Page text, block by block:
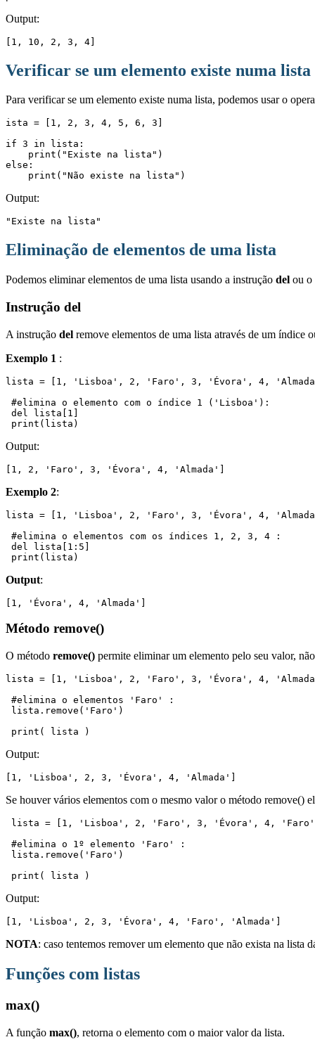
Output:
[1, 10, 2, 3, 4]
Verificar se um elemento existe numa lista
Para verificar se um elemento existe numa lista, podemos usar o
ista = [1, 2, 3, 4, 5, 6, 3]
if 3 in lista:
else:
    print("Não existe na lista")
Output:
"Existe na lista"
Eliminação de elementos de uma lista
Podemos eliminar elementos de uma lista usando a instrução del ou
Instrução del
A instrução del remove elementos de uma lista através de um índice
Exemplo 1 :
lista = [1, 'Lisboa', 2, 'Faro', 3, 'Évora', 4,
print(lista)
Output:
[1, 2, 'Faro', 3, 'Évora', 4, 'Almada']
Exemplo 2:
lista = [1, 'Lisboa', 2, 'Faro', 3, 'Évora', 4,
print(lista)
Output:
[1, 'Évora', 4, 'Almada']
Método remove()
O método remove() permite eliminar um elemento pelo seu valor,
lista = [1, 'Lisboa', 2, 'Faro', 3, 'Évora', 4,
print( lista )
Output:
[1, 'Lisboa', 2, 3, 'Évora', 4, 'Almada']
Se houver vários elementos com o mesmo valor o método remove()
print( lista )
Output:
[1, 'Lisboa', 2, 3, 'Évora', 4, 'Faro', 'Almada']
NOTA: caso tentemos remover um elemento que não exista na lista
Funções com listas
max()
A função max(), retorna o elemento com o maior valor da lista.